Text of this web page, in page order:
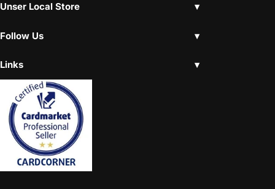
Unser Local Store
Follow Us
Links